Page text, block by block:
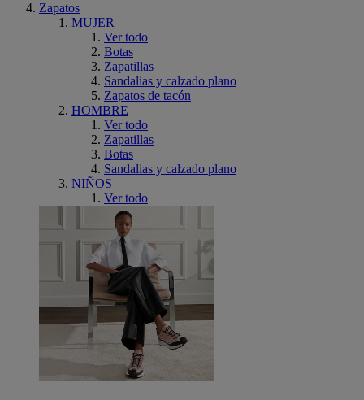
Zapatos
MUJER
Ver todo
Botas
Zapatillas
Sandalias y calzado plano
Zapatos de tacón
HOMBRE
Ver todo
Zapatillas
Botas
Sandalias y calzado plano
NIÑOS
Ver todo